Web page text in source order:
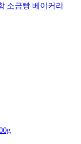
소금빵 베이커리